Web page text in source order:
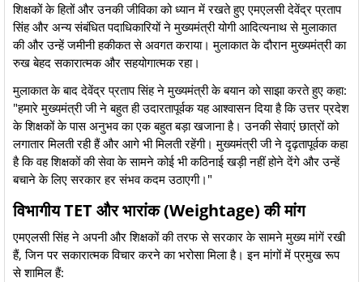
​शिक्षकों के हितों और उनकी जीविका को ध्यान में रखते हुए एमएलसी देवेंद्र प्रताप
सिंह और अन्य संबंधित पदाधिकारियों ने मुख्यमंत्री योगी आदित्यनाथ से मुलाकात
की और उन्हें जमीनी हकीकत से अवगत कराया। मुलाकात के दौरान मुख्यमंत्री का
रुख बेहद सकारात्मक और सहयोगात्मक रहा।
​मुलाकात के बाद देवेंद्र प्रताप सिंह ने मुख्यमंत्री के बयान को साझा करते हुए कहा: ​
"हमारे मुख्यमंत्री जी ने बहुत ही उदारतापूर्वक यह आश्वासन दिया है कि उत्तर प्रदेश
के शिक्षकों के पास अनुभव का एक बहुत बड़ा खजाना है। उनकी सेवाएं छात्रों को
लगातार मिलती रही हैं और आगे भी मिलती रहेंगी। मुख्यमंत्री जी ने दृढ़तापूर्वक कहा
है कि वह शिक्षकों की सेवा के सामने कोई भी कठिनाई खड़ी नहीं होने देंगे और उन्हें
बचाने के लिए सरकार हर संभव कदम उठाएगी।"
​विभागीय TET और भारांक (Weightage) की मांग
​एमएलसी सिंह ने अपनी और शिक्षकों की तरफ से सरकार के सामने मुख्य मांगें रखी
हैं, जिन पर सकारात्मक विचार करने का भरोसा मिला है। इन मांगों में प्रमुख रूप
से शामिल हैं: